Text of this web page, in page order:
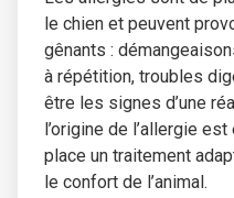
le chien et peuvent
gênants :
à répétition, troubles
être les signes d’une
l’origine de l’allergie
place un traitement
le confort de l’animal.